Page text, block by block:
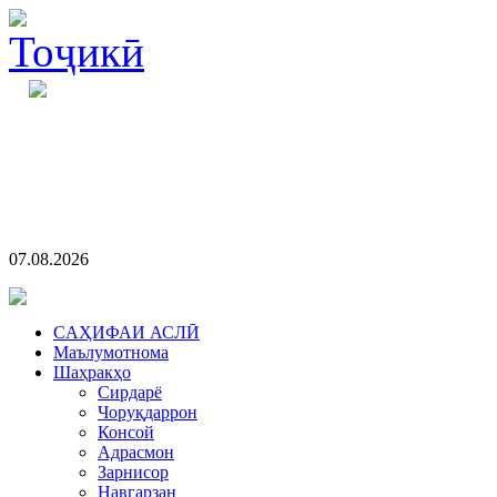
07.08.2026
CАҲИФАИ АСЛӢ
Маълумотнома
Шаҳракҳо
Сирдарё
Чоруқдаррон
Консой
Адрасмон
Зарнисор
Навгарзан